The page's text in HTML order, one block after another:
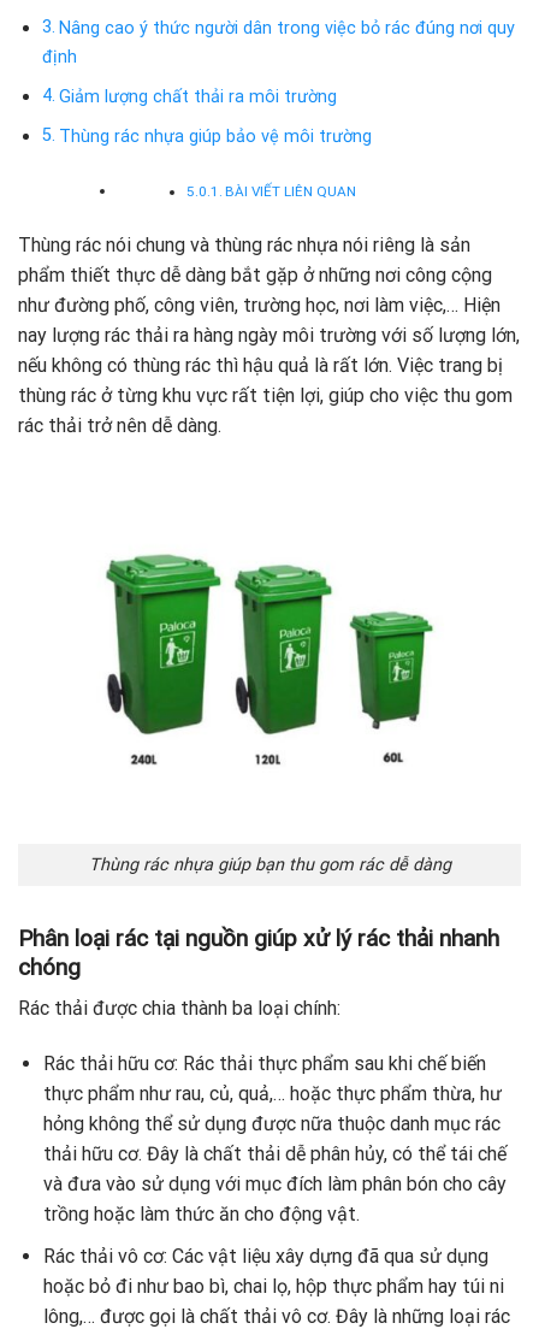
Nâng cao ý thức người dân trong việc bỏ rác đúng nơi quy
định
Giảm lượng chất thải ra môi trường
Thùng rác nhựa giúp bảo vệ môi trường
BÀI VIẾT LIÊN QUAN
Thùng rác nói chung và thùng rác nhựa nói riêng là sản
phẩm thiết thực dễ dàng bắt gặp ở những nơi công cộng
như đường phố, công viên, trường học, nơi làm việc,… Hiện
nay lượng rác thải ra hàng ngày môi trường với số lượng lớn,
nếu không có thùng rác thì hậu quả là rất lớn. Việc trang bị
thùng rác ở từng khu vực rất tiện lợi, giúp cho việc thu gom
rác thải trở nên dễ dàng.
Thùng rác nhựa giúp bạn thu gom rác dễ dàng
Phân loại rác tại nguồn giúp xử lý rác thải nhanh
chóng
Rác thải được chia thành ba loại chính:
Rác thải hữu cơ: Rác thải thực phẩm sau khi chế biến
thực phẩm như rau, củ, quả,… hoặc thực phẩm thừa, hư
hỏng không thể sử dụng được nữa thuộc danh mục rác
thải hữu cơ. Đây là chất thải dễ phân hủy, có thể tái chế
và đưa vào sử dụng với mục đích làm phân bón cho cây
trồng hoặc làm thức ăn cho động vật.
Rác thải vô cơ: Các vật liệu xây dựng đã qua sử dụng
hoặc bỏ đi như bao bì, chai lọ, hộp thực phẩm hay túi ni
lông,… được gọi là chất thải vô cơ. Đây là những loại rác